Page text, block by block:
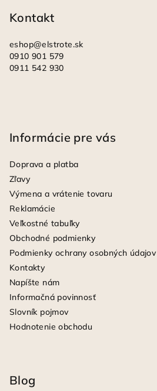
Kontakt
eshop@elstrote.sk
0910 901 579
0911 542 930
Informácie pre vás
Doprava a platba
Zľavy
Výmena a vrátenie tovaru
Reklamácie
Veľkostné tabuľky
Obchodné podmienky
Podmienky ochrany osobných údajov
Kontakty
Napíšte nám
Informačná povinnosť
Slovník pojmov
Hodnotenie obchodu
Blog